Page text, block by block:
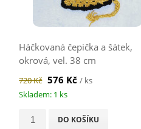
Háčkovaná čepička a šátek,
okrová, vel. 38 cm
720 Kč 576 Kč / ks
Skladem: 1 ks
DO KOŠÍKU